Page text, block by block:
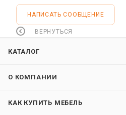
НАПИСАТЬ СООБЩЕНИЕ
ВЕРНУТЬСЯ
КАТАЛОГ
О КОМПАНИИ
КАК КУПИТЬ МЕБЕЛЬ